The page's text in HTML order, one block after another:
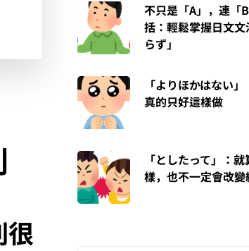
很
不只是「A」，連「
括：輕鬆掌握日文
らず」
「よりほかはない
真的只好這樣做
「としたって」：
樣，也不一定會改變